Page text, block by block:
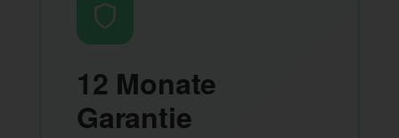
12 Monate
Garantie